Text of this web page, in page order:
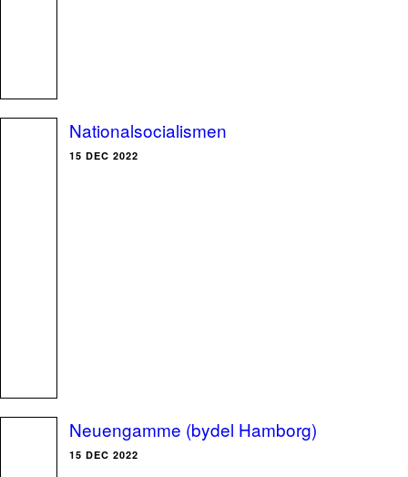
Nationalsocialismen
15 DEC 2022
Neuengamme (bydel Hamborg)
15 DEC 2022